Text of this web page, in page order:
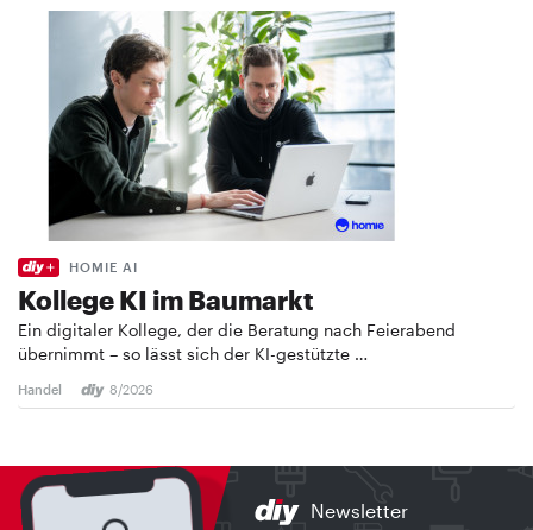
HOMIE AI
Kollege KI im Baumarkt
Ein digitaler Kollege, der die Beratung nach Feierabend
übernimmt – so lässt sich der KI-gestützte …
Handel 8/2026
Newsletter